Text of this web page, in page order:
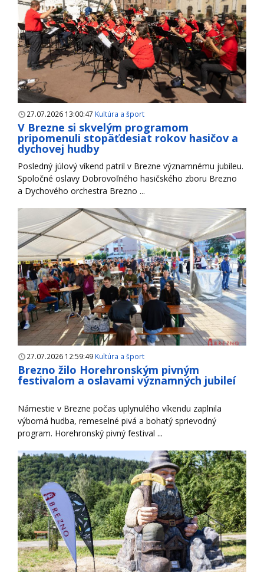
27.07.2026 13:00:47 Kultúra a šport
V Brezne si skvelým programom
pripomenuli stopäťdesiat rokov hasičov a
dychovej hudby
Posledný júlový víkend patril v Brezne významnému jubileu.
Spoločné oslavy Dobrovoľného hasičského zboru Brezno
a Dychového orchestra Brezno ...
27.07.2026 12:59:49 Kultúra a šport
Brezno žilo Horehronským pivným
festivalom a oslavami významných jubileí
Námestie v Brezne počas uplynulého víkendu zaplnila
výborná hudba, remeselné pivá a bohatý sprievodný
program. Horehronský pivný festival ...